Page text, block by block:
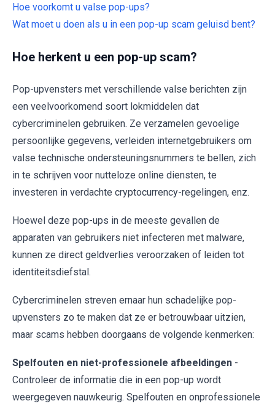
Hoe voorkomt u valse pop-ups?
Wat moet u doen als u in een pop-up scam geluisd bent?
Hoe herkent u een pop-up scam?
Pop-upvensters met verschillende valse berichten zijn
een veelvoorkomend soort lokmiddelen dat
cybercriminelen gebruiken. Ze verzamelen gevoelige
persoonlijke gegevens, verleiden internetgebruikers om
valse technische ondersteuningsnummers te bellen, zich
in te schrijven voor nutteloze online diensten, te
investeren in verdachte cryptocurrency-regelingen, enz.
Hoewel deze pop-ups in de meeste gevallen de
apparaten van gebruikers niet infecteren met malware,
kunnen ze direct geldverlies veroorzaken of leiden tot
identiteitsdiefstal.
Cybercriminelen streven ernaar hun schadelijke pop-
upvensters zo te maken dat ze er betrouwbaar uitzien,
maar scams hebben doorgaans de volgende kenmerken:
Spelfouten en niet-professionele afbeeldingen -
Controleer de informatie die in een pop-up wordt
weergegeven nauwkeurig. Spelfouten en onprofessionele